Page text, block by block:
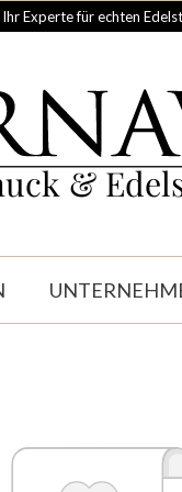
Ihr Experte für echten
&